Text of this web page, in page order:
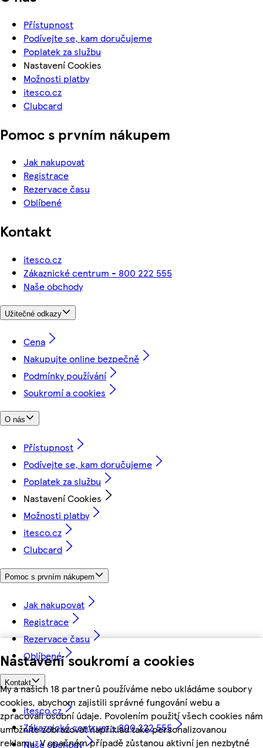
Nastavení soukromí a cookies
My a našich 18 partnerů používáme nebo ukládáme soubory
cookies, abychom zajistili správné fungování webu a
zpracovali osobní údaje. Povolením použití všech cookies nám
umožníte zobrazovat například také personalizovanou
reklamu. V opačném případě zůstanou aktivní jen nezbytné
Přístupnost
Podívejte se, kam doručujeme
Poplatek za službu
Nastavení Cookies
Možnosti platby
itesco.cz
Clubcard
Pomoc s prvním nákupem
Jak nakupovat
Registrace
Rezervace času
Oblíbené
Kontakt
itesco.cz
Zákaznické centrum - 800 222 555
Naše obchody
Užitečné odkazy
Cena
Nakupujte online bezpečně
Podmínky používání
Soukromí a cookies
O nás
Přístupnost
Podívejte se, kam doručujeme
Poplatek za službu
Nastavení Cookies
Možnosti platby
itesco.cz
Clubcard
Pomoc s prvním nákupem
Jak nakupovat
Registrace
Rezervace času
Oblíbené
Kontakt
itesco.cz
Zákaznické centrum - 800 222 555
Naše obchody